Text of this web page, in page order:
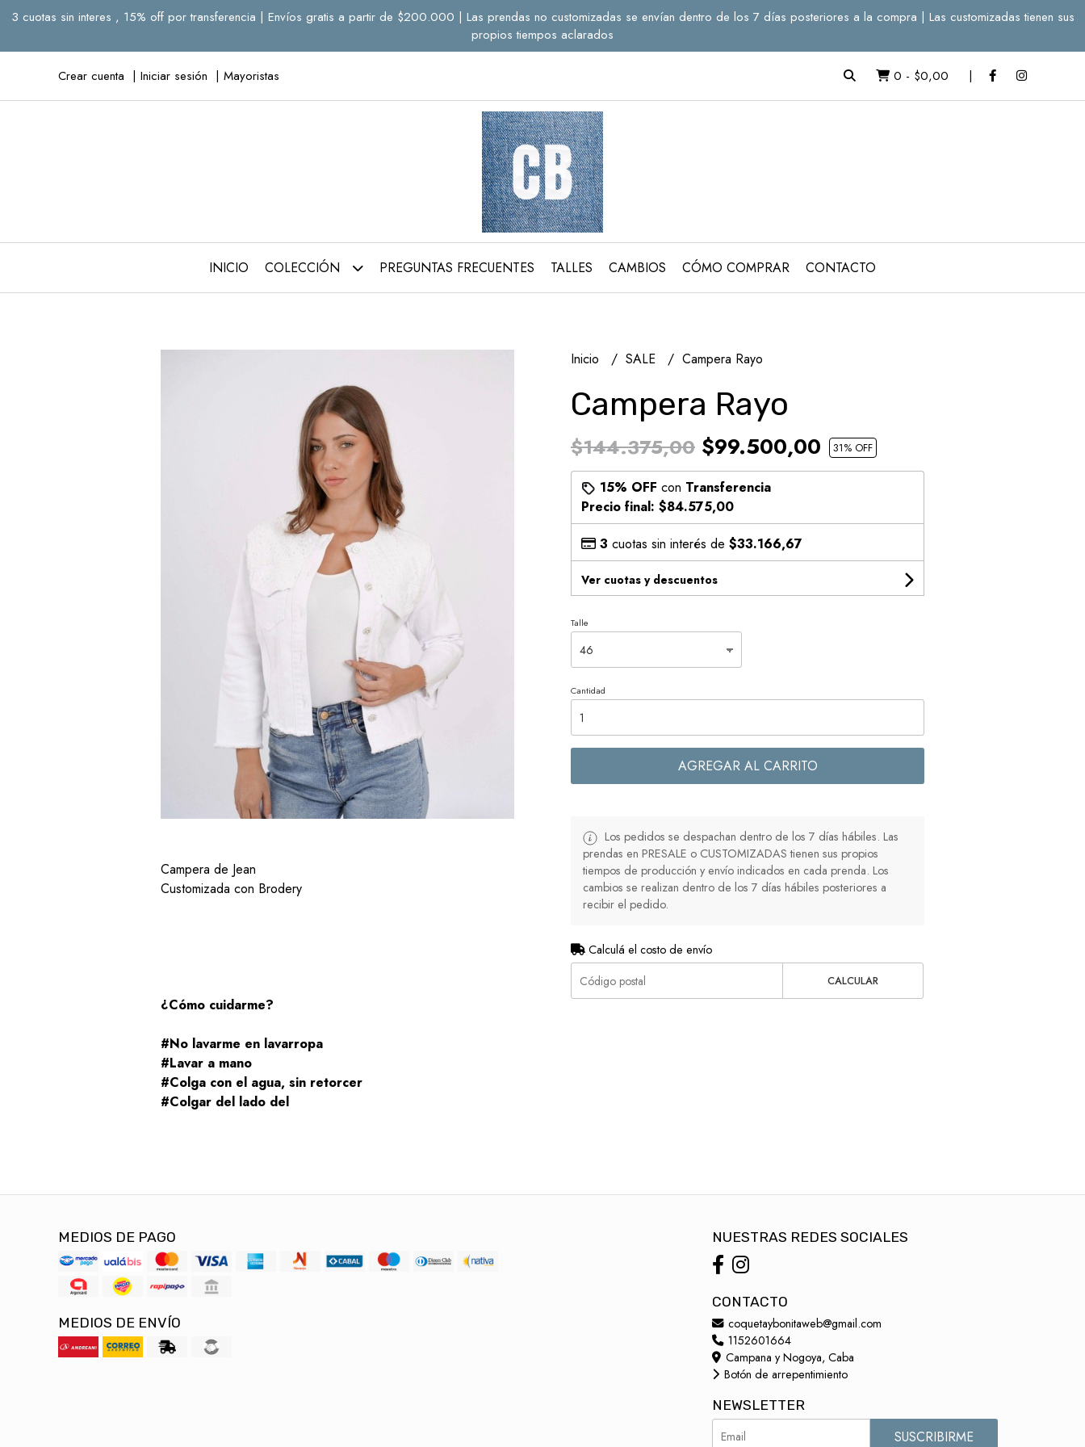
3 cuotas sin interes , 15% off por transferencia | Envíos gratis a partir de $200.000 | Las prendas no customizadas se envían dentro de los 7 días posteriores a la compra | Las customizadas tienen sus
propios tiempos aclarados
Crear cuenta Iniciar sesión Mayoristas 0 - $0,00
INICIO COLECCIÓN PREGUNTAS FRECUENTES TALLES CAMBIOS CÓMO COMPRAR CONTACTO
Campera de Jean
Customizada con Brodery
¿Cómo cuidarme?
#No lavarme en lavarropa
#Lavar a mano
#Colga con el agua, sin retorcer
#Colgar del lado del
Inicio SALE Campera Rayo
Campera Rayo
$144.375,00 $99.500,00 31% OFF
15% OFF con Transferencia
Precio final: $84.575,00
3 cuotas sin interés de $33.166,67
Ver cuotas y descuentos
Talle
Cantidad
AGREGAR AL CARRITO
Los pedidos se despachan dentro de los 7 días hábiles. Las
prendas en PRESALE o CUSTOMIZADAS tienen sus propios
tiempos de producción y envío indicados en cada prenda. Los
cambios se realizan dentro de los 7 días hábiles posteriores a
recibir el pedido.
Calculá el costo de envío
CALCULAR
MEDIOS DE PAGO
MEDIOS DE ENVÍO
NUESTRAS REDES SOCIALES
CONTACTO
coquetaybonitaweb@gmail.com
1152601664
Campana y Nogoya, Caba
Botón de arrepentimiento
NEWSLETTER
SUSCRIBIRME